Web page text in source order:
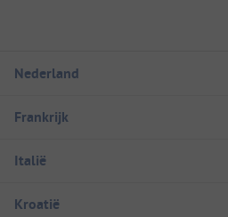
Nederland
Frankrijk
Italië
Kroatië